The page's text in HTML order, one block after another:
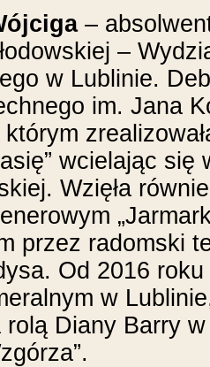
–
–
w Lublinie.
im. Jana
wcielając się
Wzięła
przez radomski
Od 2016
w
rolą Diany Barry